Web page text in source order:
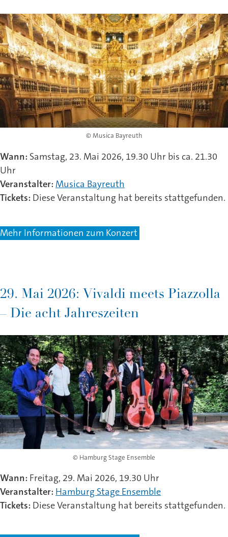
© Musica Bayreuth
Wann: Samstag, 23. Mai 2026, 19.30 Uhr bis ca. 21.30
Uhr
Veranstalter: Musica Bayreuth
Tickets: Diese Veranstaltung hat bereits stattgefunden.
Mehr Informationen zum Konzert
29. Mai 2026: Vivaldi meets Piazzolla
– Die acht Jahreszeiten
© Hamburg Stage Ensemble
Wann: Freitag, 29. Mai 2026, 19.30 Uhr
Veranstalter: Hamburg Stage Ensemble
Tickets: Diese Veranstaltung hat bereits stattgefunden.